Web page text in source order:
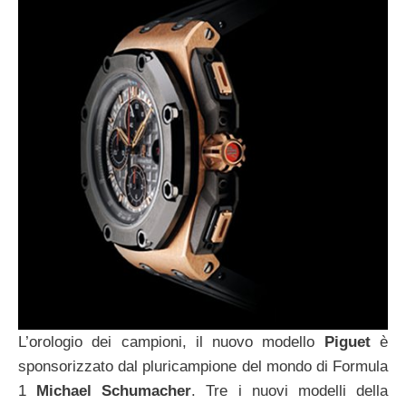
L’orologio dei campioni, il nuovo modello Piguetè
sponsorizzato dal pluricampione del mondo di Formula
1 Michael Schumacher. Tre i nuovi modelli della